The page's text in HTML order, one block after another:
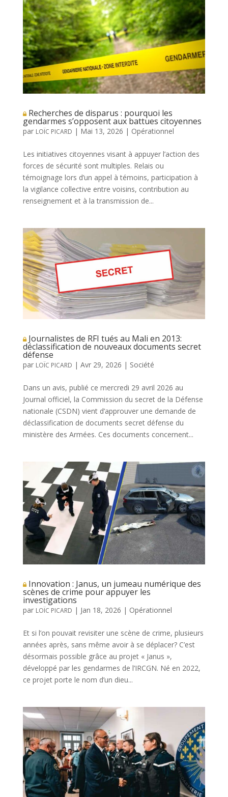
Recherches de disparus : pourquoi les
gendarmes s’opposent aux battues citoyennes
par LOÏC PICARD | Mai 13, 2026 | Opérationnel
Les initiatives citoyennes visant à appuyer l’action des
forces de sécurité sont multiples. Relais ou
témoignage lors d’un appel à témoins, participation à
la vigilance collective entre voisins, contribution au
renseignement et à la transmission de...
Journalistes de RFI tués au Mali en 2013:
déclassification de nouveaux documents secret
défense
par LOÏC PICARD | Avr 29, 2026 | Société
Dans un avis, publié ce mercredi 29 avril 2026 au
Journal officiel, la Commission du secret de la Défense
nationale (CSDN) vient d’approuver une demande de
déclassification de documents secret défense du
ministère des Armées. Ces documents concernent...
Innovation : Janus, un jumeau numérique des
scènes de crime pour appuyer les
investigations
par LOÏC PICARD | Jan 18, 2026 | Opérationnel
Et si l’on pouvait revisiter une scène de crime, plusieurs
années après, sans même avoir à se déplacer? C’est
désormais possible grâce au projet « Janus »,
développé par les gendarmes de l’IRCGN. Né en 2022,
ce projet porte le nom d’un dieu...